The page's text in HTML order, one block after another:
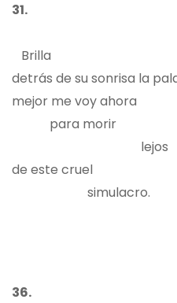
31.
Brilla
detrás de su sonrisa la
mejor me voy ahora
para morir
lejos
de este cruel
simulacro.
36.